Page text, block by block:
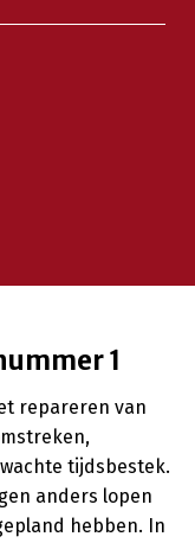
1
repareren van
tijdsbestek.
anders lopen
hebben. In